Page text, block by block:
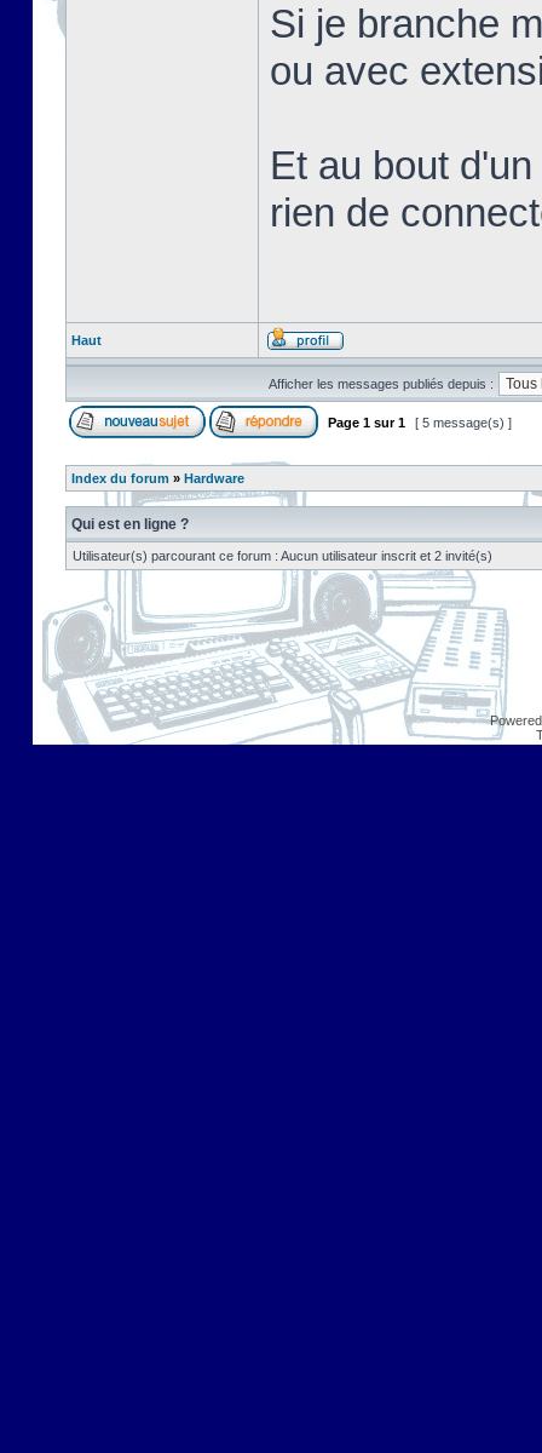
Si je branche
ou avec
Et au bout
rien de
Haut
Afficher les messages publiés depuis :
Page 1 sur1 [ 5 message(s) ]
Index du forum » Hardware
Qui est en ligne ?
Utilisateur(s) parcourant ce forum : Aucun utilisateur inscrit et 2 invité(s)